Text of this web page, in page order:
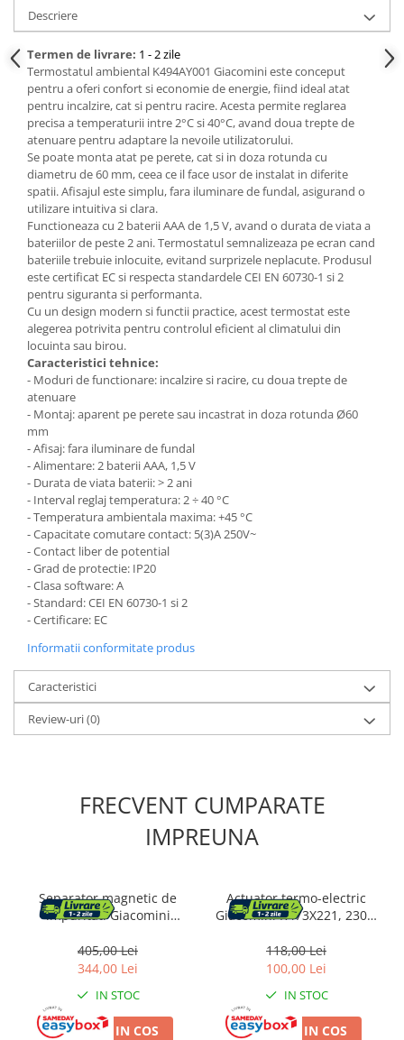
Descriere
Termen de livrare: 1 - 2 zile
Termostatul ambiental K494AY001 Giacomini este conceput
pentru a oferi confort si economie de energie, fiind ideal atat
pentru incalzire, cat si pentru racire. Acesta permite reglarea
precisa a temperaturii intre 2°C si 40°C, avand doua trepte de
atenuare pentru adaptare la nevoile utilizatorului.
Se poate monta atat pe perete, cat si in doza rotunda cu
diametru de 60 mm, ceea ce il face usor de instalat in diferite
spatii. Afisajul este simplu, fara iluminare de fundal, asigurand o
utilizare intuitiva si clara.
Functioneaza cu 2 baterii AAA de 1,5 V, avand o durata de viata a
bateriilor de peste 2 ani. Termostatul semnalizeaza pe ecran cand
bateriile trebuie inlocuite, evitand surprizele neplacute. Produsul
este certificat EC si respecta standardele CEI EN 60730-1 si 2
pentru siguranta si performanta.
Cu un design modern si functii practice, acest termostat este
alegerea potrivita pentru controlul eficient al climatului din
locuinta sau birou.
Caracteristici tehnice:
- Moduri de functionare: incalzire si racire, cu doua trepte de
atenuare
- Montaj: aparent pe perete sau incastrat in doza rotunda Ø60
mm
- Afisaj: fara iluminare de fundal
- Alimentare: 2 baterii AAA, 1,5 V
- Durata de viata baterii: > 2 ani
- Interval reglaj temperatura: 2 ÷ 40 °C
- Temperatura ambientala maxima: +45 °C
- Capacitate comutare contact: 5(3)A 250V~
- Contact liber de potential
- Grad de protectie: IP20
- Clasa software: A
- Standard: CEI EN 60730-1 si 2
- Certificare: EC
Informatii conformitate produs
Caracteristici
Review-uri(0)
FRECVENT CUMPARATE
IMPREUNA
Separator magnetic de
impuritati Giacomini
3/4", pentru instalatii de
incalzire si racire
405,00 Lei
344,00 Lei
IN STOC
ADAUGA IN COS
Actuator termo-electric
Giacomini R473X221, 230V,
distribuitoare si robineti
118,00 Lei
100,00 Lei
IN STOC
ADAUGA IN COS